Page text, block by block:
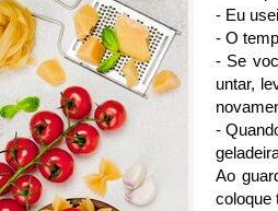
- Eu
- O
- Se
untar,
-
Ao
coloque